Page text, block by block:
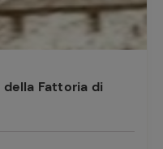
Fattoria di